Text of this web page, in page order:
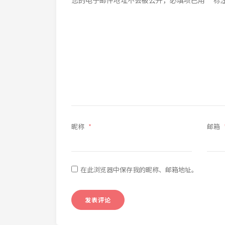
昵称 * 邮箱
在此浏览器中保存我的昵称、邮箱地址。